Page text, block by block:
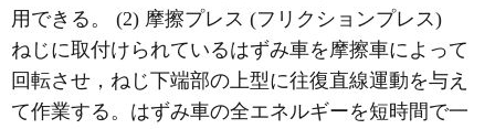
用できる。 (2) 摩擦プレス (フリクションプレス)
ねじに取付けられているはずみ車を摩擦車によって
回転させ，ねじ下端部の上型に往復直線運動を与え
て作業する。はずみ車の全エネルギーを短時間で一